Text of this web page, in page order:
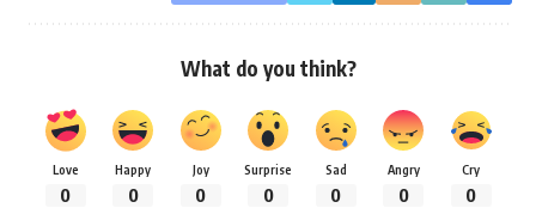
What do you think?
Love
0
Happy
0
Joy
0
Surprise
0
Sad
0
Angry
0
Cry
0